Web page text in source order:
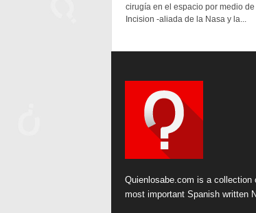
cirugía en el espacio por medio
Incision -aliada de la Nasa y la...
Quienlosabe.com is a collection
most important Spanish written